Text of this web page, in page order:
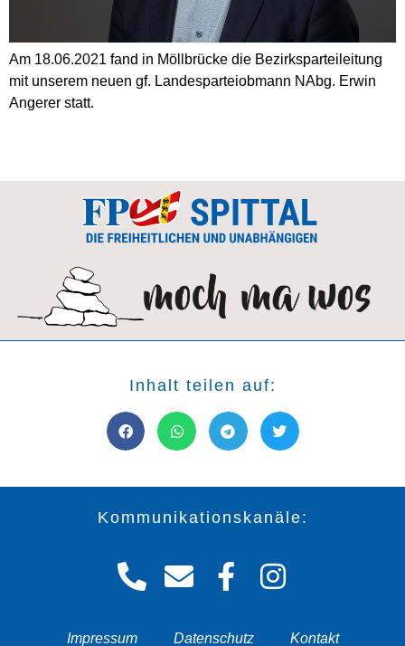
Am 18.06.2021 fand in Möllbrücke die Bezirksparteileitung
mit unserem neuen gf. Landesparteiobmann NAbg. Erwin
Angerer statt.
Inhalt teilen auf:
Kommunikationskanäle:
Impressum Datenschutz Kontakt